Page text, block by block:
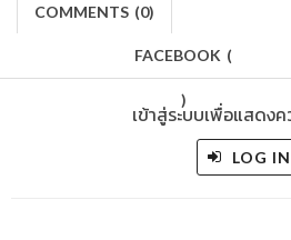
COMMENTS (0)
FACEBOOK (
)
เข้าสู่ระบบเพื่อแสดง
LOG IN